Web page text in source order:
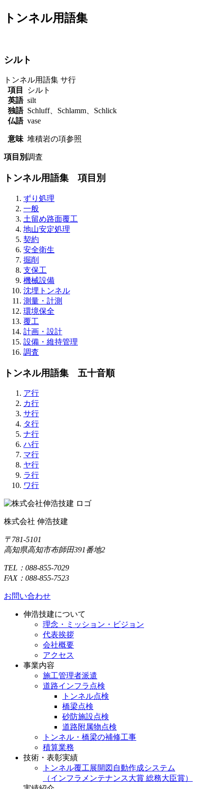
トンネル用語集
シルト
トンネル用語集 サ行
項目
シルト
英語 silt
独語 Schluff、Schlamm、Schlick
仏語 vase
意味 堆積岩の項参照
項目別調査
トンネル用語集 項目別
ずり処理
一般
土留め路面覆工
地山安定処理
契約
安全衛生
掘削
支保工
機械設備
沈埋トンネル
測量・計測
環境保全
覆工
計画・設計
設備・維持管理
調査
トンネル用語集 五十音順
ア行
カ行
サ行
タ行
ナ行
ハ行
マ行
ヤ行
ラ行
ワ行
株式会社 伸浩技建
〒781-5101
高知県高知市布師田391番地2
TEL：088-855-7029
FAX：088-855-7523
お問い合わせ
伸浩技建について
理念・ミッション・ビジョン
代表挨拶
会社概要
アクセス
事業内容
施工管理者派遣
道路インフラ点検
トンネル点検
橋梁点検
砂防施設点検
道路附属物点検
トンネル・橋梁の補修工事
積算業務
技術・表彰実績
トンネル覆工展開図自動作成システム
（インフラメンテナンス大賞 総務大臣賞）